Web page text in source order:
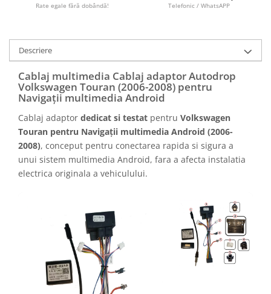
Camere marșarier auto
Camere Skoda
Camere Volkswagen
Camere Mercedes Benz
Camere Audi
Camere BMW
Camere Iveco
Camere Renault
Rate egale fără dobândă! Telefonic / WhatsAPP
Descriere
Cablaj multimedia Cablaj adaptor Autodrop
Volkswagen Touran (2006-2008) pentru
Navigații multimedia Android
Cablaj adaptor dedicat si testat pentru Volkswagen
Touran pentru Navigații multimedia Android (2006-
2008), conceput pentru conectarea rapida si sigura a
unui sistem multimedia Android, fara a afecta instalatia
electrica originala a vehiculului.